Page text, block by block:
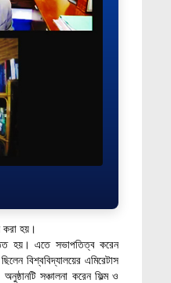
করা হয়।
হয়। এতে সভাপতিত্ব করেন
বিশ্ববিদ্যালয়ের এমিরেটাস
সঞ্চালনা করেন ফিল্ম ও